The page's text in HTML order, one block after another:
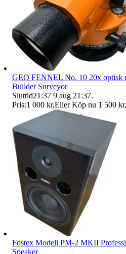
GEO FENNEL No. 10 20x optisk
Builder Surveyor
Sluttid21:37 9 aug 21:37.
Pris:1 000 kr,Eller Köp nu 1 500 kr,
Fostex Modell PM-2 MKII
Speaker